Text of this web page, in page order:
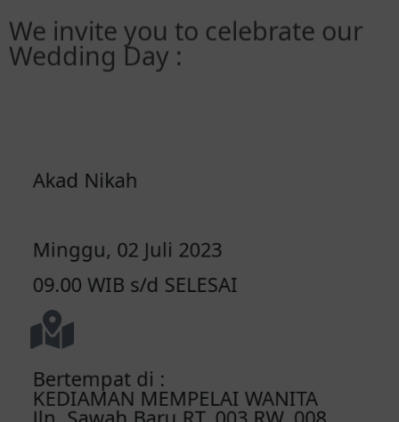
We invite you to celebrate our
Wedding Day :
Minggu, 02 Juli 2023
09.00 WIB s/d SELESAI
Bertempat di :
KEDIAMAN MEMPELAI WANITA